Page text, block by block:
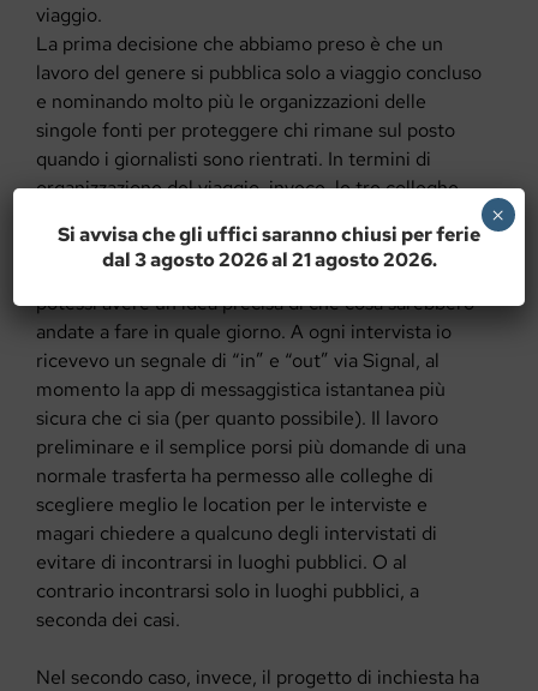
viaggio.
La prima decisione che abbiamo preso è che un
lavoro del genere si pubblica solo a viaggio concluso
e nominando molto più le organizzazioni delle
singole fonti per proteggere chi rimane sul posto
quando i giornalisti sono rientrati. In termini di
organizzazione del viaggio, invece, le tre colleghe
abbastanza dettagliato dei singoli spostamenti in
modo tale che io, dalla mia scrivania di Milano,
potessi avere un’idea precisa di che cosa sarebbero
andate a fare in quale giorno. A ogni intervista io
ricevevo un segnale di “in” e “out” via Signal, al
momento la app di messaggistica istantanea più
sicura che ci sia (per quanto possibile). Il lavoro
preliminare e il semplice porsi più domande di una
normale trasferta ha permesso alle colleghe di
scegliere meglio le location per le interviste e
magari chiedere a qualcuno degli intervistati di
evitare di incontrarsi in luoghi pubblici. O al
contrario incontrarsi solo in luoghi pubblici, a
seconda dei casi.
Nel secondo caso, invece, il progetto di inchiesta ha
Si avvisa che gli uffici saranno chiusi per ferie
dal 3 agosto 2026 al 21 agosto 2026.
×